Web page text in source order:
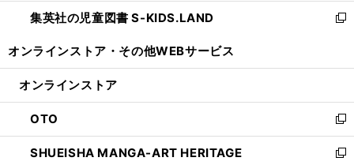
く
で
ド
開
し
い
ン
ウ
で
開
く
集英社の児童図書 S-KIDS.LAND
新
ウ
ン
ド
ウ
で
オンラインストア・ その他WEBサービス
オンラインストア
OTO
新
し
い
SHUEISHA MANGA-ART HERITAGE
新